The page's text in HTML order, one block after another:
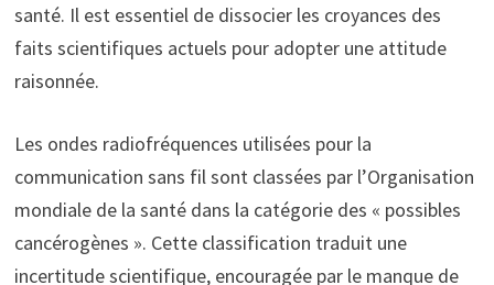
santé. Il est essentiel de dissocier les croyances des
faits scientifiques actuels pour adopter une attitude
raisonnée.
Les ondes radiofréquences utilisées pour la
communication sans fil sont classées par l’Organisation
mondiale de la santé dans la catégorie des « possibles
cancérogènes ». Cette classification traduit une
incertitude scientifique, encouragée par le manque de